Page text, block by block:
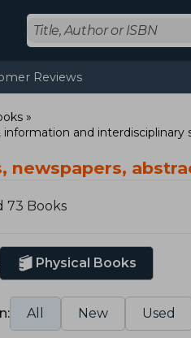
Reviews
information and interdisciplinary
newspapers,
73 Books
Physical Books
All New Used